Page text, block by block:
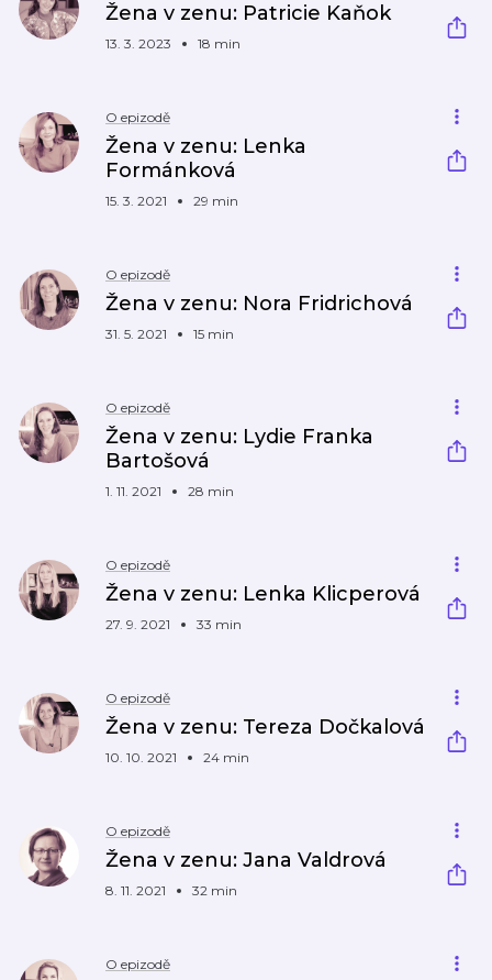
Žena v zenu: Patricie Kaňok
13. 3. 2023 18 min
O epizodě
Žena v zenu: Lenka
Formánková
15. 3. 2021 29 min
O epizodě
Žena v zenu: Nora Fridrichová
31. 5. 2021 15 min
O epizodě
Žena v zenu: Lydie Franka
Bartošová
1. 11. 2021 28 min
O epizodě
Žena v zenu: Lenka Klicperová
27. 9. 2021 33 min
O epizodě
Žena v zenu: Tereza Dočkalová
10. 10. 2021 24 min
O epizodě
Žena v zenu: Jana Valdrová
8. 11. 2021 32 min
O epizodě